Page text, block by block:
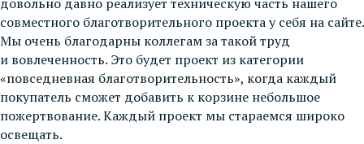
совместного благотворительного проекта у себя на сайте.
Мы очень благодарны коллегам за такой труд
и вовлеченность. Это будет проект из категории
«повседневная благотворительность», когда каждый
покупатель сможет добавить к корзине небольшое
пожертвование. Каждый проект мы стараемся широко
освещать.